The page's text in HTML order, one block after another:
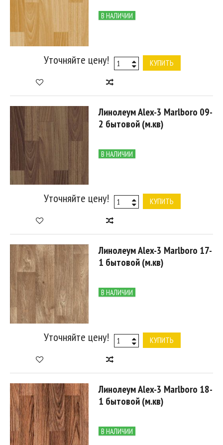
В НАЛИЧИИ
Уточняйте цену! КУПИТЬ
Линолеум Alex-3 Marlboro 09-
2 бытовой (м.кв)
В НАЛИЧИИ
Уточняйте цену! КУПИТЬ
Линолеум Alex-3 Marlboro 17-
1 бытовой (м.кв)
В НАЛИЧИИ
Уточняйте цену! КУПИТЬ
Линолеум Alex-3 Marlboro 18-
1 бытовой (м.кв)
В НАЛИЧИИ